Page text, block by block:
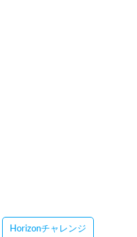
Horizonチャレンジ